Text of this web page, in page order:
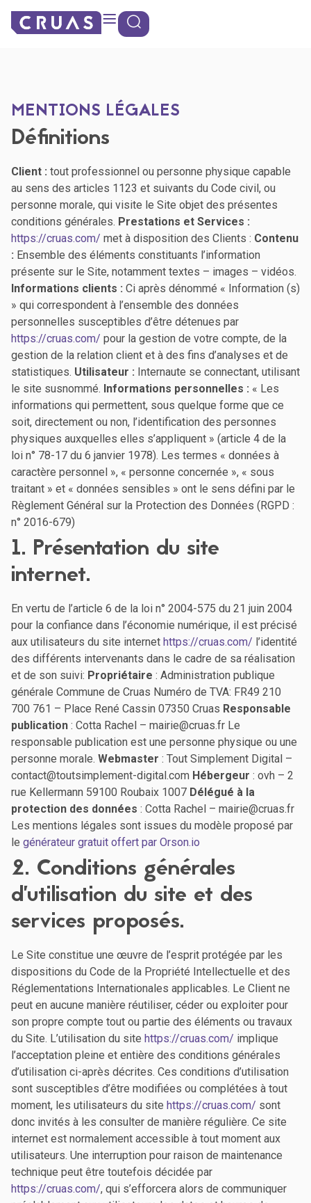
Panneau de gestion des cookies
principal
MENTIONS LÉGALES
Définitions
Client : tout professionnel ou personne physique capable
au sens des articles 1123 et suivants du Code civil, ou
personne morale, qui visite le Site objet des présentes
conditions générales. Prestations et Services :
https://cruas.com/ met à disposition des Clients : Contenu
: Ensemble des éléments constituants l’information
présente sur le Site, notamment textes – images – vidéos.
Informations clients : Ci après dénommé « Information (s)
» qui correspondent à l’ensemble des données
personnelles susceptibles d’être détenues par
https://cruas.com/ pour la gestion de votre compte, de la
gestion de la relation client et à des fins d’analyses et de
statistiques. Utilisateur : Internaute se connectant, utilisant
le site susnommé. Informations personnelles : « Les
informations qui permettent, sous quelque forme que ce
soit, directement ou non, l’identification des personnes
physiques auxquelles elles s’appliquent » (article 4 de la
loi n° 78-17 du 6 janvier 1978). Les termes « données à
caractère personnel », « personne concernée », « sous
traitant » et « données sensibles » ont le sens défini par le
Règlement Général sur la Protection des Données (RGPD :
n° 2016-679)
1. Présentation du site
internet.
En vertu de l’article 6 de la loi n° 2004-575 du 21 juin 2004
pour la confiance dans l’économie numérique, il est précisé
aux utilisateurs du site internet https://cruas.com/ l’identité
des différents intervenants dans le cadre de sa réalisation
et de son suivi: Propriétaire : Administration publique
générale Commune de Cruas Numéro de TVA: FR49 210
700 761 – Place René Cassin 07350 Cruas Responsable
publication : Cotta Rachel – mairie@cruas.fr Le
responsable publication est une personne physique ou une
personne morale. Webmaster : Tout Simplement Digital –
contact@toutsimplement-digital.com Hébergeur : ovh – 2
rue Kellermann 59100 Roubaix 1007 Délégué à la
protection des données : Cotta Rachel – mairie@cruas.fr
Les mentions légales sont issues du modèle proposé par
le générateur gratuit offert par Orson.io
2. Conditions générales
d’utilisation du site et des
services proposés.
Le Site constitue une œuvre de l’esprit protégée par les
dispositions du Code de la Propriété Intellectuelle et des
Réglementations Internationales applicables. Le Client ne
peut en aucune manière réutiliser, céder ou exploiter pour
son propre compte tout ou partie des éléments ou travaux
du Site. L’utilisation du site https://cruas.com/ implique
l’acceptation pleine et entière des conditions générales
d’utilisation ci-après décrites. Ces conditions d’utilisation
sont susceptibles d’être modifiées ou complétées à tout
moment, les utilisateurs du site https://cruas.com/ sont
donc invités à les consulter de manière régulière. Ce site
internet est normalement accessible à tout moment aux
utilisateurs. Une interruption pour raison de maintenance
technique peut être toutefois décidée par
https://cruas.com/, qui s’efforcera alors de communiquer